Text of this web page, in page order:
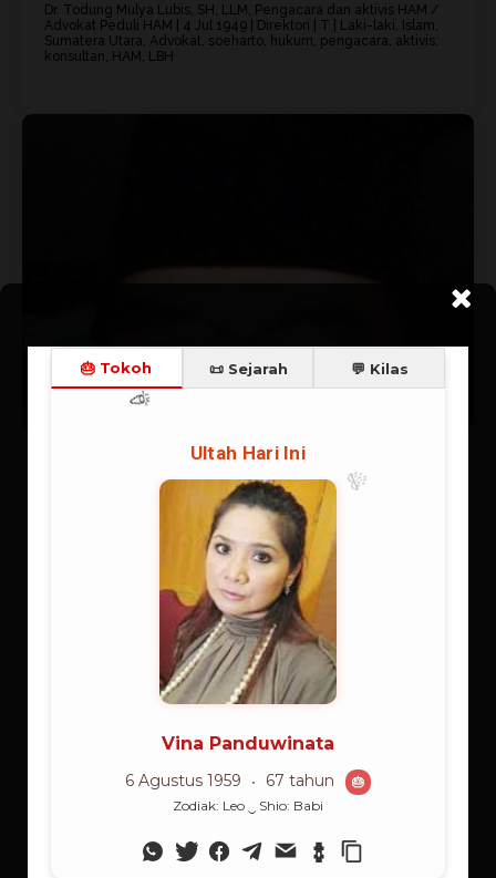
Dr. Todung Mulya Lubis, SH, LLM, Pengacara dan aktivis HAM /
Advokat Peduli HAM | 4 Jul 1949 | Direktori | T | Laki-laki, Islam,
Sumatera Utara, Advokat, soeharto, hukum, pengacara, aktivis,
konsultan, HAM, LBH
Laksamana Muda TNI (Purn) Dr. Tarmizi Taher, Menteri Agama
1993-1998 / Pembentuk Dana Abadi Umat | 7 Okt 1936 - 12 Jan
2013 | Ensiklopedi | T | Laki-laki, Islam, Sumatera Barat, Menteri,
dokter, laksamana, TNI AL